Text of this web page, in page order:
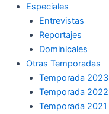
Especiales
Entrevistas
Reportajes
Dominicales
Otras Temporadas
Temporada 2023
Temporada 2022
Temporada 2021